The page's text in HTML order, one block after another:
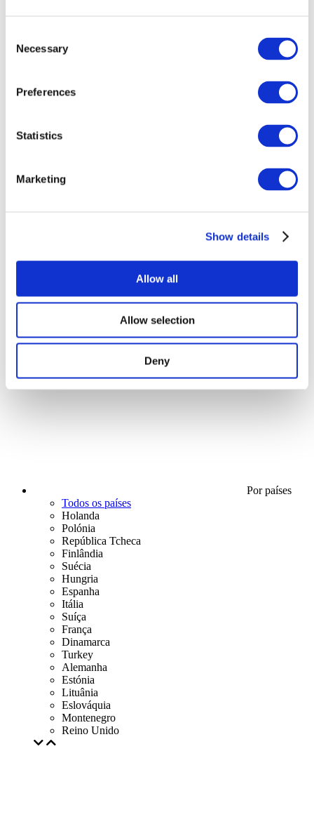
Selection
Necessary
Preferences
Statistics
Marketing
Show details
Allow all
Allow selection
Deny
Eventos
Concertos
Aplicar
Ficar de pé
Por países
Todos os países
Holanda
Polónia
República Tcheca
Finlândia
Suécia
Hungria
Espanha
Itália
Suíça
França
Dinamarca
Turkey
Alemanha
Estónia
Lituânia
Eslováquia
Montenegro
Reino Unido